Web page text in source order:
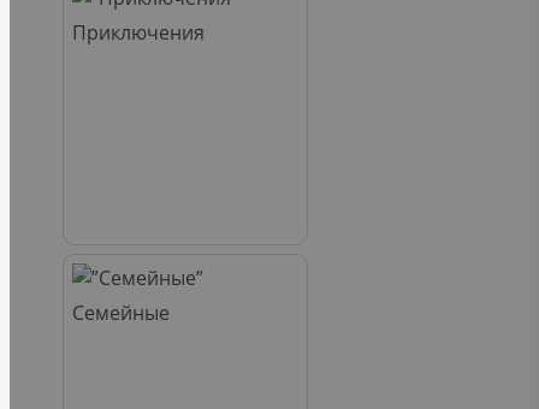
Приключения
Семейные